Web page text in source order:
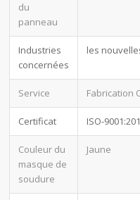
du
panneau
Industries
concernées
les
Service Fabrication
Certificat ISO-
Couleur du
masque de
soudure
Jaune